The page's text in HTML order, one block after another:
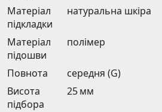
Матеріал
підкладки
натуральна шкіра
Матеріал
підошви
полімер
Повнота
середня (G)
Висота
підбора
25 мм